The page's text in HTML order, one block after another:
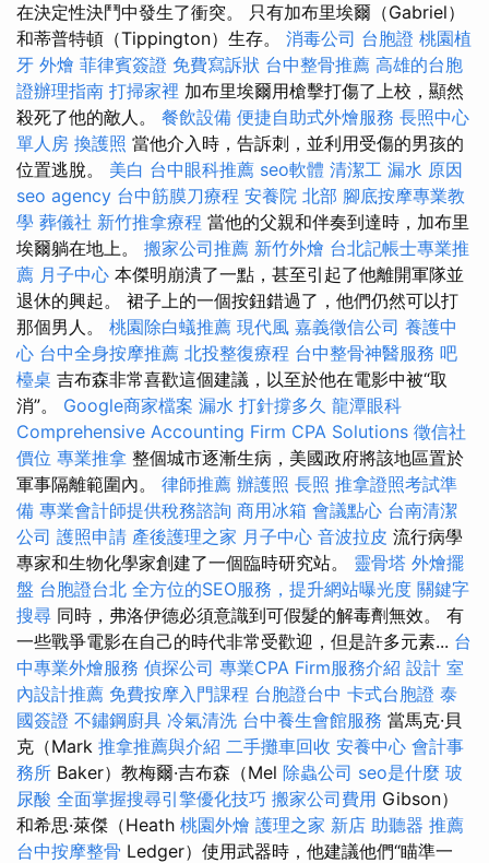
在決定性決鬥中發生了衝突。 只有加布里埃爾（Gabriel）
和蒂普特頓（Tippington）生存。 消毒公司 台胞證 桃園植
牙 外燴 菲律賓簽證 免費寫訴狀 台中整骨推薦 高雄的台胞
證辦理指南 打掃家裡 加布里埃爾用槍擊打傷了上校，顯然
殺死了他的敵人。 餐飲設備 便捷自助式外燴服務 長照中心
單人房 換護照 當他介入時，告訴刺，並利用受傷的男孩的
位置逃脫。 美白 台中眼科推薦 seo軟體 清潔工 漏水 原因
seo agency 台中筋膜刀療程 安養院 北部 腳底按摩專業教
學 葬儀社 新竹推拿療程 當他的父親和伴奏到達時，加布里
埃爾躺在地上。 搬家公司推薦 新竹外燴 台北記帳士專業推
薦 月子中心 本傑明崩潰了一點，甚至引起了他離開軍隊並
退休的興起。 裙子上的一個按鈕錯過了，他們仍然可以打
那個男人。 桃園除白蟻推薦 現代風 嘉義徵信公司 養護中
心 台中全身按摩推薦 北投整復療程 台中整骨神醫服務 吧
檯桌 吉布森非常喜歡這個建議，以至於他在電影中被“取
消”。 Google商家檔案 漏水 打針撐多久 龍潭眼科
Comprehensive Accounting Firm CPA Solutions 徵信社
價位 專業推拿 整個城市逐漸生病，美國政府將該地區置於
軍事隔離範圍內。 律師推薦 辦護照 長照 推拿證照考試準
備 專業會計師提供稅務諮詢 商用冰箱 會議點心 台南清潔
公司 護照申請 產後護理之家 月子中心 音波拉皮 流行病學
專家和生物化學家創建了一個臨時研究站。 靈骨塔 外燴擺
盤 台胞證台北 全方位的SEO服務，提升網站曝光度 關鍵字
搜尋 同時，弗洛伊德必須意識到可假髮的解毒劑無效。 有
一些戰爭電影在自己的時代非常受歡迎，但是許多元素... 台
中專業外燴服務 偵探公司 專業CPA Firm服務介紹 設計 室
內設計推薦 免費按摩入門課程 台胞證台中 卡式台胞證 泰
國簽證 不鏽鋼廚具 冷氣清洗 台中養生會館服務 當馬克·貝
克（Mark 推拿推薦與介紹 二手攤車回收 安養中心 會計事
務所 Ba​​ker）教梅爾·吉布森（Mel 除蟲公司 seo是什麼 玻
尿酸 全面掌握搜尋引擎優化技巧 搬家公司費用 Gibson）
和希思·萊傑（Heath 桃園外燴 護理之家 新店 助聽器 推薦
台中按摩整骨 Ledger）使用武器時，他建議他們“瞄準一